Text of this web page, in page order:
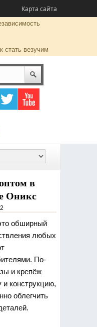
Карта сайта
стать везучим
в
Оникс
обширный
любых
По-
и крепёж
конструкцию,
облегчить